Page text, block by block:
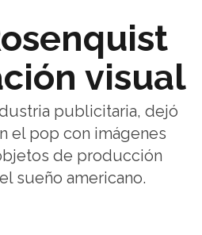
visual
publicitaria, dejó
el pop con imágenes
de producción
sueño americano.